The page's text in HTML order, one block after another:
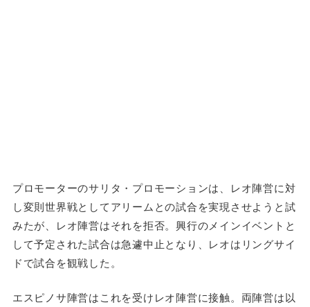
プロモーターのサリタ・プロモーションは、レオ陣営に対
し変則世界戦としてアリームとの試合を実現させようと試
みたが、レオ陣営はそれを拒否。興行のメインイベントと
して予定された試合は急遽中止となり、レオはリングサイ
ドで試合を観戦した。
エスピノサ陣営はこれを受けレオ陣営に接触。両陣営は以